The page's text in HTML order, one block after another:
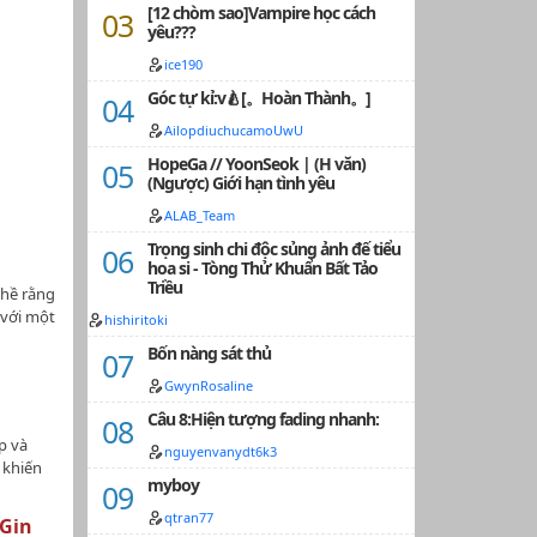
bị
tiến
đi thì
nhiều
thì
rằng
một
quan
hắn
mảy
ảnh
và
[12 chòm sao]Vampire học cách
yêu???
ice190
Góc tự kỉ:v🍐[。Hoàn Thành。]
AilopdiuchucamoUwU
HopeGa // YoonSeok | (H văn)
(Ngược) Giới hạn tình yêu
ALAB_Team
Trọng sinh chi độc sủng ảnh đế tiểu
hoa si - Tòng Thử Khuẩn Bất Tảo
Triều
hishiritoki
Bốn nàng sát thủ
GwynRosaline
Câu 8:Hiện tượng fading nhanh:
nguyenvanydt6k3
myboy
qtran77